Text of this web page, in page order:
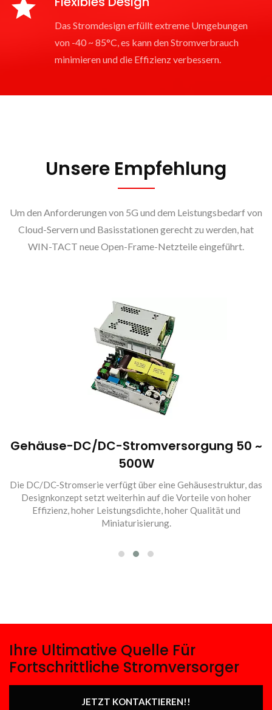
Das Stromdesign erfüllt extreme Umgebungen
von -40 ~ 85°C, es kann den Stromverbrauch
minimieren und die Effizienz verbessern.
Unsere Empfehlung
Um den Anforderungen von 5G und dem Leistungsbedarf von
Cloud-Servern und Basisstationen gerecht zu werden, hat
WIN-TACT neue Open-Frame-Netzteile eingeführt.
Gehäuse-DC/DC-Stromversorgung 50 ~
500W
Die DC/DC-Stromserie verfügt über eine Gehäusestruktur, das
Designkonzept setzt weiterhin auf die Vorteile von hoher
Effizienz, hoher Leistungsdichte, hoher Qualität und
Miniaturisierung.
Ihre Ultimative Quelle Für
Fortschrittliche Stromversorger
JETZT KONTAKTIEREN!!